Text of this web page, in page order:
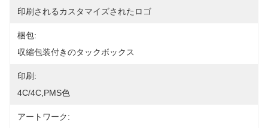
印刷されるカスタマイズされたロゴ
梱包:
収縮包装付きのタックボックス
印刷:
4C/4C,PMS色
アートワーク: